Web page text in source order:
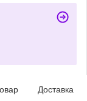
Доставка